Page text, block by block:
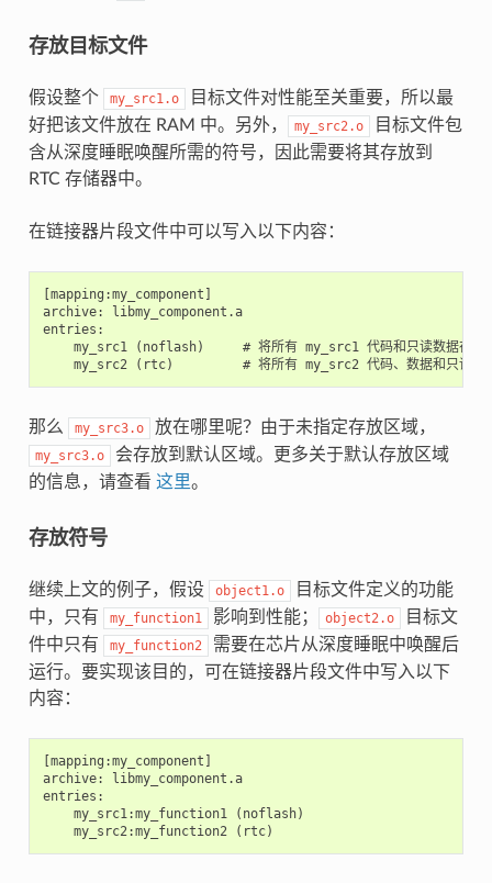
存放目标文件
假设整个 my_src1.o
目标文件对性能至关重要，所以最
好把该文件放在 RAM 中。另外，
my_src2.o
目标文件包
含从深度睡眠唤醒所需的符号，因此需要将其存放到
RTC 存储器中。
在链接器片段文件中可以写入以下内容：
[mapping:my_component]
archive: libmy_component.a
entries:
my_src1 (noflash)     # 将所有 my_src1 代码和只读数据存放
那么 my_src3.o 放在哪里呢？由于未指定存放区域，
my_src3.o
会存放到默认区域。更多关于默认存放区域
的信息，请查看 这里。
存放符号
继续上文的例子，假设 object1.o
目标文件定义的功能
中，只有
my_function1 影响到性能； object2.o
目标文
件中只有
my_function2
需要在芯片从深度睡眠中唤醒后
运行。要实现该目的，可在链接器片段文件中写入以下
内容：
[mapping:my_component]
archive: libmy_component.a
entries:
    my_src1:my_function1 (noflash)